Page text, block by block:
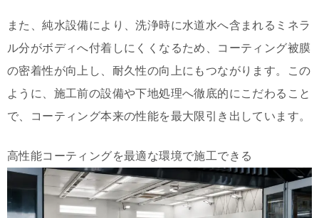
また、純水設備により、洗浄時に水道水へ含まれるミネラ
ル分がボディへ付着しにくくなるため、コーティング被膜
の密着性が向上し、耐久性の向上にもつながります。この
ように、施工前の設備や下地処理へ徹底的にこだわること
で、コーティング本来の性能を最大限引き出しています。
高性能コーティングを最適な環境で施工できる